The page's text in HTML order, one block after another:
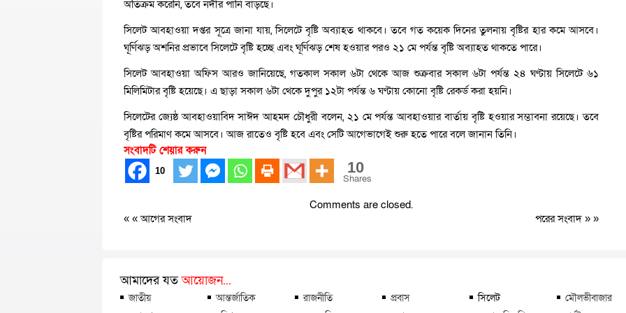
অতিক্রম করেনি, তবে নদীর পানি বাড়ছে।
সিলেট আবহাওয়া দপ্তর সূত্রে জানা যায়, সিলেটে বৃষ্টি অব্যাহত থাকবে। তবে গত কয়েক দিনের তুলনায় বৃষ্টির হার কমে আসবে।
ঘূর্ণিঝড় অশনির প্রভাবে সিলেটে বৃষ্টি হচ্ছে এবং ঘূর্ণিঝড় শেষ হওয়ার পরও ২১ মে পর্যন্ত বৃষ্টি অব্যাহত থাকতে পারে।
সিলেট আবহাওয়া অফিস আরও জানিয়েছে, গতকাল সকাল ৬টা থেকে আজ শুক্রবার সকাল ৬টা পর্যন্ত ২৪ ঘণ্টায় সিলেটে ৬১
মিলিমিটার বৃষ্টি হয়েছে। এ ছাড়া সকাল ৬টা থেকে দুপুর ১২টা পর্যন্ত ৬ ঘণ্টায় কোনো বৃষ্টি রেকর্ড করা হয়নি।
সিলেটের জ্যেষ্ঠ আবহাওয়াবিদ সাঈদ আহমদ চৌধুরী বলেন, ২১ মে পর্যন্ত আবহাওয়ার বার্তায় বৃষ্টি হওয়ার সম্ভাবনা রয়েছে। তবে
বৃষ্টির পরিমাণ কমে আসবে। আজ রাতেও বৃষ্টি হবে এবং সেটি আগেভাগেই শুরু হতে পারে বলে জানান তিনি।
সংবাদটি শেয়ার করুন
10 10
Shares
Comments are closed.
« «আগের সংবাদ পরের সংবাদ » »
আমাদের যতআয়োজন...
জাতীয় আন্তর্জাতিক রাজনীতি প্রবাস সিলেট
মৌলভীবাজার